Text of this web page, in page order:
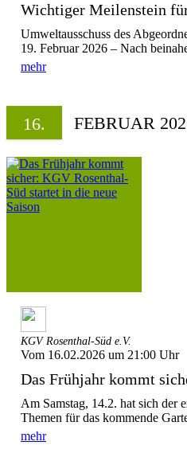
Wichtiger Meilenstein
Umweltausschuss des
19. Februar 2026 – Nach
mehr
16. FEBRUAR
KGV Rosenthal-Süd e.V.
Vom 16.02.2026 um 21:00 Uhr
Das Frühjahr kommt
Am Samstag, 14.2. hat sich der
Themen für das kommende
mehr